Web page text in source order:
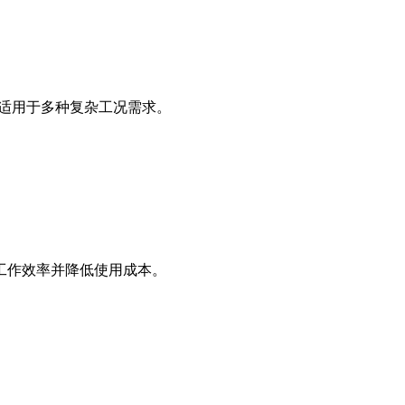
于多种复杂工况需求。
效率并降低使用成本。